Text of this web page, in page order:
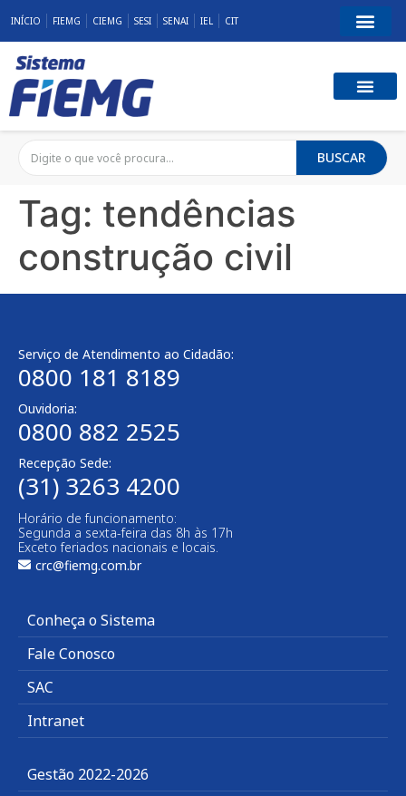
INÍCIO FIEMG CIEMG SESI SENAI IEL CIT
BUSCAR
Tag: tendências
construção civil
Serviço de Atendimento ao Cidadão:
0800 181 8189
Ouvidoria:
0800 882 2525​
Recepção Sede:
(31) 3263 4200
Horário de funcionamento:
Segunda a sexta-feira das 8h às 17h
Exceto feriados nacionais e locais.
crc@fiemg.com.br
Conheça o Sistema
Fale Conosco
SAC
Intranet
Gestão 2022-2026